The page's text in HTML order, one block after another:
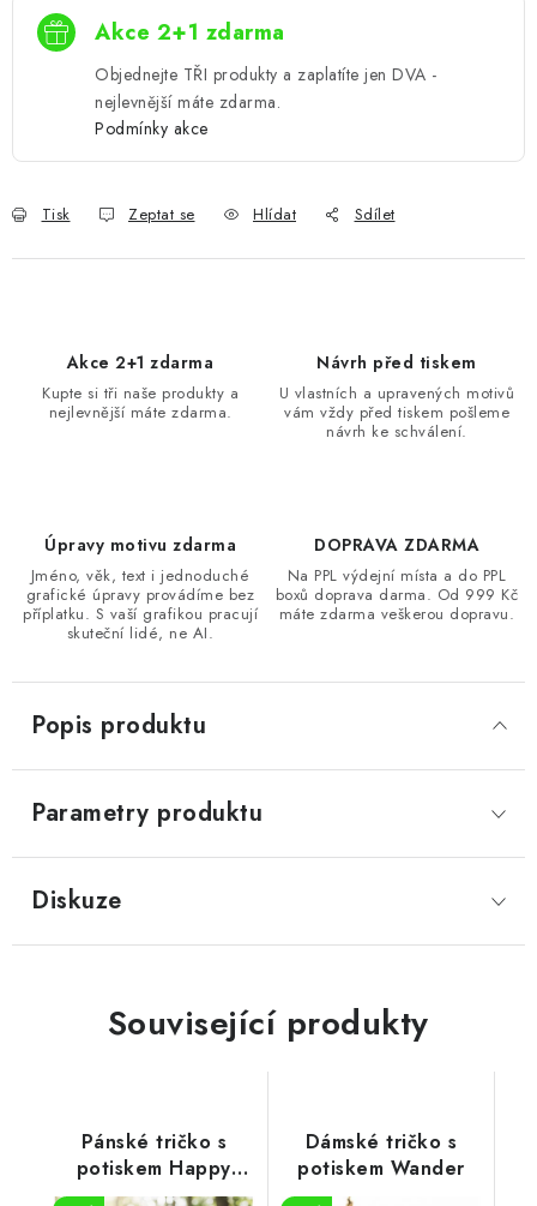
Akce 2+1 zdarma
Objednejte TŘI produkty a zaplatíte jen DVA -
nejlevnější máte zdarma.
Podmínky akce
Tisk Zeptat se Hlídat Sdílet
Akce 2+1 zdarma
Kupte si tři naše produkty a
nejlevnější máte zdarma.
Návrh před tiskem
U vlastních a upravených motivů
vám vždy před tiskem pošleme
návrh ke schválení.
Úpravy motivu zdarma
Jméno, věk, text i jednoduché
grafické úpravy provádíme bez
příplatku. S vaší grafikou pracují
skuteční lidé, ne AI.
DOPRAVA ZDARMA
Na PPL výdejní místa a do PPL
boxů doprava darma. Od 999 Kč
máte zdarma veškerou dopravu.
Popis produktu
Parametry produktu
Diskuze
Související produkty
Pánské tričko s
potiskem Happy
camper
Dámské tričko s
potiskem Wander